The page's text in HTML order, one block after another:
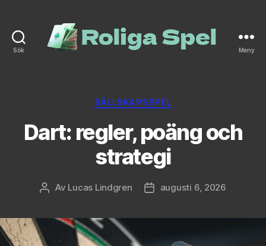
Sök Meny
Kategorier
SÄLLSKAPSSPEL
Dart: regler, poäng och
strategi
Inläggsförfattare
Av Lucas Lindgren Inläggsdatum
augusti 6, 2026